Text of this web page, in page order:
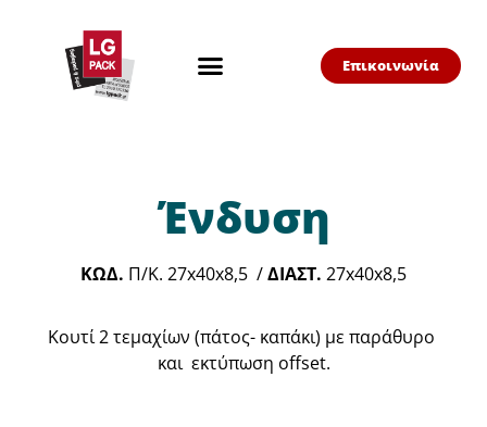
Επικοινωνία
Ένδυση
ΚΩΔ. Π/Κ. 27x40x8,5 /ΔΙΑΣΤ. 27x40x8,5
Κουτί 2 τεμαχίων (πάτος- καπάκι) με παράθυρο
και εκτύπωση offset.